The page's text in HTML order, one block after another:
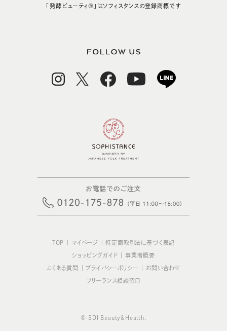
「発酵ビューティ® 」はソフィスタンスの登録商標です
TOP マイページ ｜特定商取引法に基づく表記
ショッピングガイド 事業者概要
よくある質問 ｜プライバシーポリシー お問い合わせ
フリーランス相談窓口
© SDI Beauty&Health.